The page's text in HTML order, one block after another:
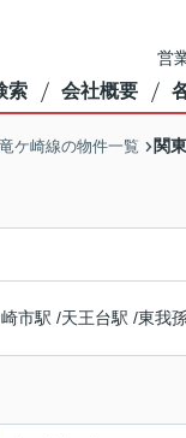
営
索 会社概要
ケ崎線の物件一覧 関
市駅 /天王台駅 /東我